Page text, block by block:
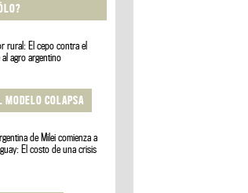
rural: El cepo contra el
agro argentino
MODELO COLAPSA
de Milei comienza a
El costo de una crisis